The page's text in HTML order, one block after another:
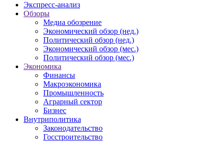
Экспресс-анализ
Обзоры
Медиа обозрение
Экономический обзор (нед.)
Политический обзор (нед.)
Экономический обзор (мес.)
Политический обзор (мес.)
Экономика
Финансы
Макроэкономика
Промышленность
Аграрный сектор
Бизнес
Внутриполитика
Законодательство
Госстроительство